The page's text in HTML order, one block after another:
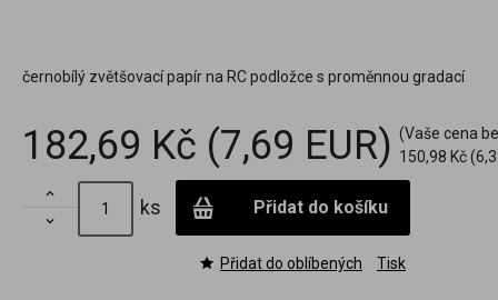
černobílý zvětšovací papír na RC podložce s proměnnou gradací
182,69 Kč (7,69 EUR) (Vaše cena
150,98 Kč


ks Přidat do košíku
Přidat do oblíbených Tisk